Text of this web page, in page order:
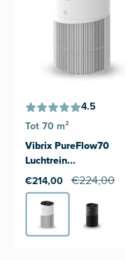
4.5
Tot 70 m²
Vibrix PureFlow70
Luchtrein...
€214,00 €224,00